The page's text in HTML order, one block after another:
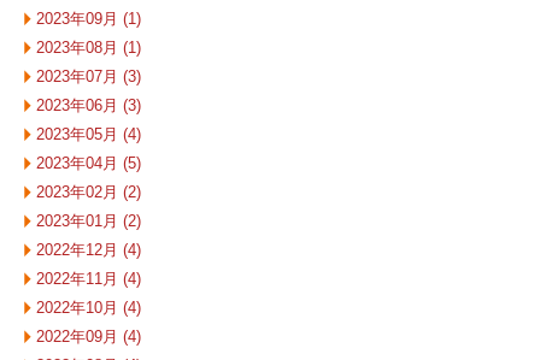
2023年09月 (1)
2023年08月 (1)
2023年07月 (3)
2023年06月 (3)
2023年05月 (4)
2023年04月 (5)
2023年02月 (2)
2023年01月 (2)
2022年12月 (4)
2022年11月 (4)
2022年10月 (4)
2022年09月 (4)